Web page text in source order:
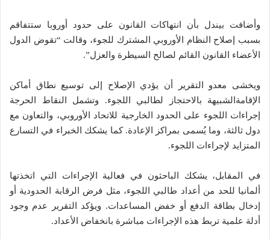
وأضافت بيندل بأن انتهاكات القانون على حدود أوروبا ستتفاقم
بسبب إصلاح النظام الأوروبي المشترك للجوء، وقالت “تقوض الدول
الأعضاء القانون القائم لصالح السيطرة والعزل”.
ويخشى معدو التقرير أن يؤدي الإصلاح إلى توسيع نطاق أماكن
الإقامةالشبيهة بالاحتجاز لطالبي اللجوء. وتشمل النقاط الحرجة
إجراءات اللجوء على الحدود الخارجية للاتحاد الأوروبي، والتعاون مع
دول ثالثة، وما يُسمى بمراكز الإعادة. كما يشكك الخبراء في التسارع
المتزايد لإجراءات اللجوء.
في المقابل، يشكك الباحثون في فعالية الإجراءات التي اتخذتها
ألمانيا للحد من أعداد طالبي اللجوء، مثل فرض الرقابة الحدودية أو
إدخال بطاقة الدفع أو خفض المساعدات. ويؤكد التقرير عدم وجود
أدلة علمية تربط هذه الإجراءات مباشرة بانخفاض الأعداد.